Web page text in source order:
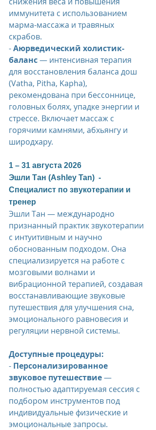
иммунитета с использованием
марма-массажа и травяных
скрабов.
- Аюрведический холистик-
баланс — интенсивная терапия
для восстановления баланса дош
(Vatha, Pitha, Kapha),
рекомендована при бессоннице,
головных болях, упадке энергии и
стрессе. Включает массаж с
горячими камнями, абхьянгу и
широдхару.
1 – 31 августа 2026
Эшли Тан (Ashley Tan)  -
Специалист по звукотерапии и
тренер
Эшли Тан — международно
признанный практик звукотерапии
с интуитивным и научно
обоснованным подходом. Она
специализируется на работе с
мозговыми волнами и
вибрационной терапией, создавая
восстанавливающие звуковые
путешествия для улучшения сна,
эмоционального равновесия и
регуляции нервной системы.
Доступные процедуры:
- Персонализированное
звуковое путешествие —
полностью адаптируемая сессия с
подбором инструментов под
индивидуальные физические и
эмоциональные запросы.